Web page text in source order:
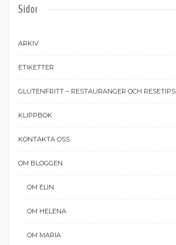
Sidor
ARKIV
ETIKETTER
GLUTENFRITT – RESTAURANGER OCH RESETIPS
KLIPPBOK
KONTAKTA OSS
OM BLOGGEN
OM ELIN
OM HELENA
OM MARIA